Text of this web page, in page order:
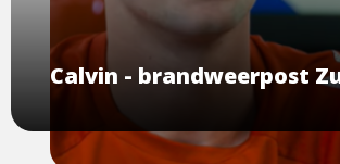
Calvin - brandweerpost